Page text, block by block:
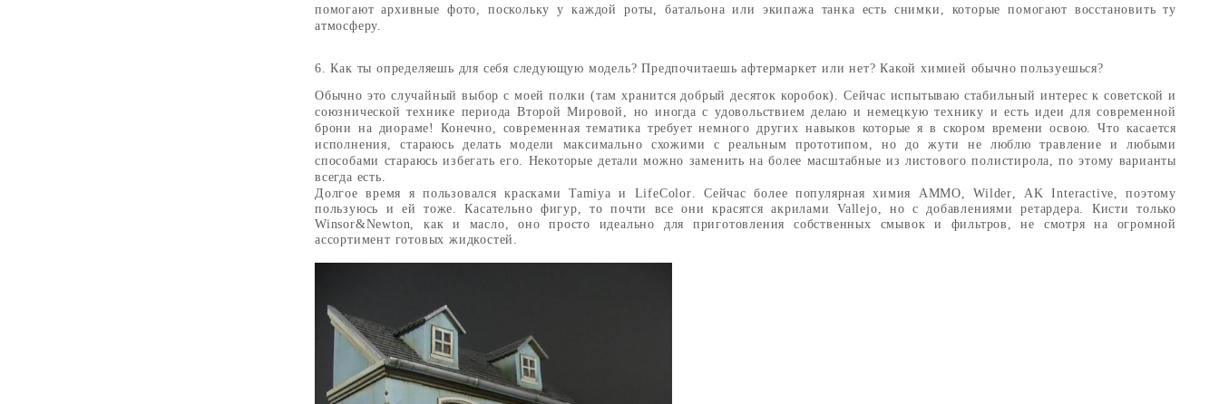
помогают архивные фото, поскольку у каждой роты, батальона или экипажа танка есть снимки, которые помогают восстановить ту
атмосферу.
6. Как ты определяешь для себя следующую модель? Предпочитаешь афтермаркет или нет? Какой химией обычно пользуешься?
Обычно это случайный выбор с моей полки (там хранится добрый десяток коробок). Сейчас испытываю стабильный интерес к советской и
союзнической технике периода Второй Мировой, но иногда с удовольствием делаю и немецкую технику и есть идеи для современной
брони на диораме! Конечно, современная тематика требует немного других навыков которые я в скором времени освою. Что касается
исполнения, стараюсь делать модели максимально схожими с реальным прототипом, но до жути не люблю травление и любыми
способами стараюсь избегать его. Некоторые детали можно заменить на более масштабные из листового полистирола, по этому варианты
всегда есть.
Долгое время я пользовался краскамиTamiyaи LifeColor . Сейчас более популярная химия АММO ,Wilder AK Interactive , поэтому
пользуюсь и ей тоже. Касательно фигур, то почти все они красятся акрилами Vallejo, но с добавлениями ретардера. Кисти только
Winsor&Newton, как и масло, оно просто идеально для приготовления собственных смывок и фильтров, не смотря на огромной
ассортимент готовых жидкостей.